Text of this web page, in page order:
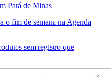
Pará de Minas
o fim de semana na Agenda
sem registro que